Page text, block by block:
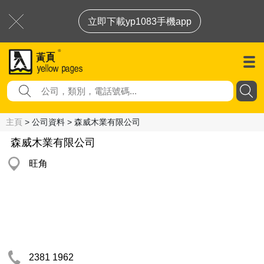
立即下載yp1083手機app
主頁 > 公司資料 > 森威木業有限公司
森威木業有限公司
旺角
2381 1962